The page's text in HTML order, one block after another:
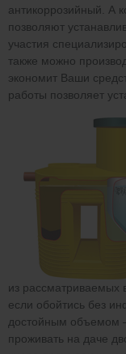
антикоррозийный. А
позволяют
участия
также можно
экономит Ваши
работы позволяет
из рассматриваемых
если обойтись без
достойным объемом
проживать на даче